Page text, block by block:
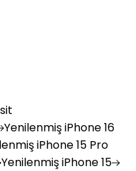
YenilenmişiPhone 16
iPhone 15 Pro
YenilenmişiPhone 15